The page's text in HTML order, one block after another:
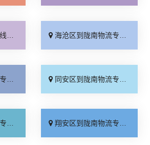
」 海沧区到陇南物流专线_需要几天「直达到站」
」 同安区到陇南物流专线_准时到货「直达特快专线」
」 翔安区到陇南物流专线_托运放心「天天发车」